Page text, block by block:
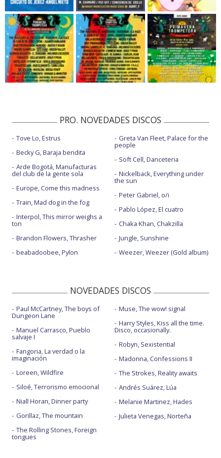
PRO. NOVEDADES DISCOS
Tove Lo, Estrus
Becky G, Baraja bendita
Arde Bogotá, Manufacturas
del club de la gente sola
Europe, Come this madness
Train, Mad dog in the fog
Interpol, This mirror weighs a
ton
Brandon Flowers, Thrasher
beabadoobee, Pylon
Greta Van Fleet, Palace for the
people
Soft Cell, Danceteria
Nickelback, Everything under
the sun
Peter Gabriel, o/i
Pablo López, El cuatro
Chaka Khan, Chakzilla
Jungle, Sunshine
Weezer, Weezer (Gold album)
NOVEDADES DISCOS
Paul McCartney, The boys of
Dungeon Lane
Manuel Carrasco, Pueblo
salvaje I
Fangoria, La verdad o la
imaginación
Loreen, Wildfire
Siloé, Terrorismo emocional
Niall Horan, Dinner party
Gorillaz, The mountain
The Rolling Stones, Foreign
tongues
Muse, The wow! signal
Harry Styles, Kiss all the time.
Disco, occasionally.
Robyn, Sexistential
Madonna, Confessions II
The Strokes, Reality awaits
Andrés Suárez, Lúa
Melanie Martinez, Hades
Julieta Venegas, Norteña